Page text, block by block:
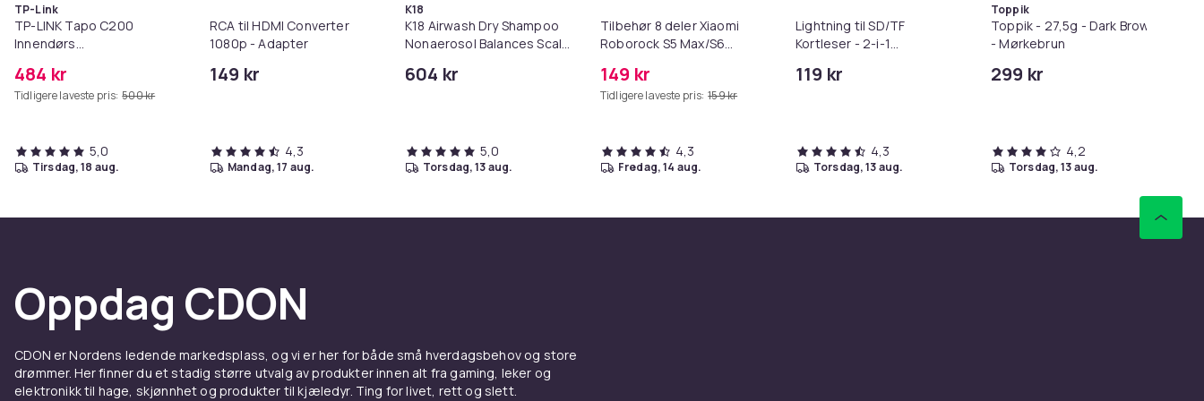
TP-Link
TP-LINK Tapo C200
Innendørs
484 kr
Tidligere laveste pris: 500 kr
5,0
tirsdag, 18 aug.
RCA til HDMI Converter
1080p - Adapter
149 kr
4,3
mandag, 17 aug.
K18
K18 Airwash Dry Shampoo
Nonaerosol Balances Scalp
604 kr
5,0
torsdag, 13 aug.
Tilbehør 8 deler Xiaomi
Roborock S5 Max/S6
MAXV/S50/S51/S55/S5/S60/S65/S6
149 kr
Tidligere laveste pris: 159 kr
4,3
fredag, 14 aug.
Lightning til SD/TF
Kortleser - 2-i-1
iPhone/iPad
119 kr
4,3
torsdag, 13 aug.
Toppik
Toppik - 27,5g - Dark Brown
- Mørkebrun
299 kr
4,2
torsdag, 13 aug.
Oppdag CDON
CDON er Nordens ledende markedsplass, og vi er her for både små hverdagsbehov og store
drømmer. Her finner du et stadig større utvalg av produkter innen alt fra gaming, leker og
elektronikk til hage, skjønnhet og produkter til kjæledyr. Ting for livet, rett og slett.